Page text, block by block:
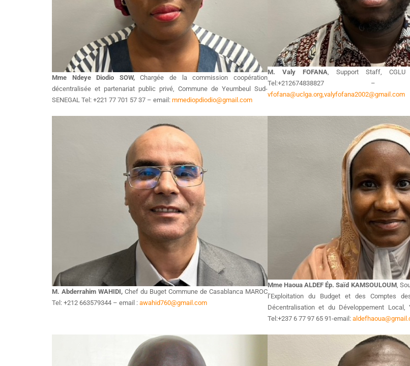
Mme Ndeye Diodio SOW,Chargée de la commission coopération
décentralisée et partenariat public privé, Commune de Yeumbeul Sud-
SENEGAL Tel: +221 77 701 57 37 – email: mmediopdiodio@gmail.com
M. Valy FOFANA, Support Staff, CGLU
vfofana@uclga.org,valyfofana2002@gmail.com
M. Abderrahim WAHIDI,Chef du Buget Commune de Casablanca MAROC
Tel: +212 663579344 – email : awahid760@gmail.com
Mme Haoua ALDEF Ép. Saïd KAMSOULOUM,
l’Exploitation du Budget et des Comptes
Décentralisation et du Développement Local,
Tel:+237 6 77 97 65 91-email: